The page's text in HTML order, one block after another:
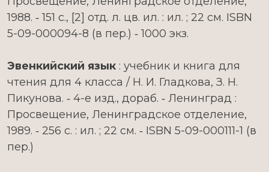
1988. ‑ 151 с., [2] отд. л. цв. ил. : ил. ; 22 см. ISBN
5-09-000094-8 (в пер.) ‑ 1000 экз.
Эвенкийский язык : учебник и книга для
чтения для 4 класса / Н. И. Гладкова, З. Н.
Пикунова. ‑ 4-е изд., дораб. ‑ Ленинград :
Просвещение, Ленинградское отделение,
1989. ‑ 256 с. : ил. ; 22 см. ‑ ISBN 5-09-000111-1 (в
пер.)